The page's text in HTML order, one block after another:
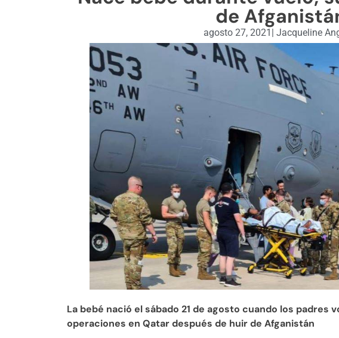
de
agosto 27, 2021 Jacqueline
La bebé nació el sábado 21 de agosto cuando los padres
operaciones en Qatar después de huir de Afganistán